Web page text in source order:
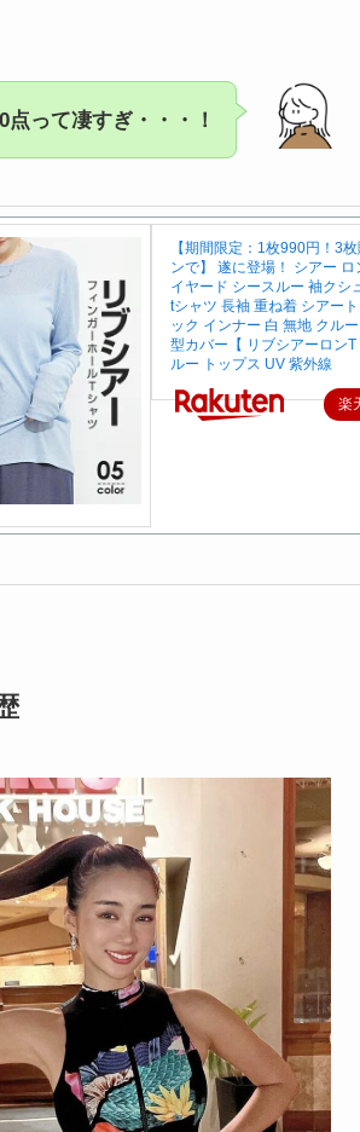
点って凄すぎ・・・！
【期間限定：1枚990円！3
ンで】 遂に登場！ シアー ロ
イヤード シースルー 袖クシ
tシャツ 長袖 重ね着 シアー
ック インナー 白 無地 クル
型カバー【 リブシアーロンT
ルー トップス UV 紫外線
楽